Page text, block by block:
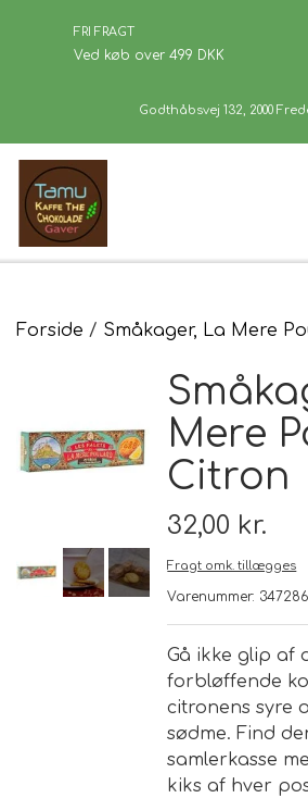
FRI FRAGT
Ved køb over 499 DKK
Godthåbsvej 132, 2000
Forside
Kaffe
Se Butikken
Brand
Te
Løsvægt teer
Sort Te
Grøn Te
Chaplon Te
Kusmi Te
Nyheder
Forside Småkager, La Mere
Mere
Citron
32,00 kr.
Fragt omk. tillægges
Varenummer:
Gå ikke glip af
forbløffende
citronens syre
sødme. Find
samlerkasse
kiks af hver